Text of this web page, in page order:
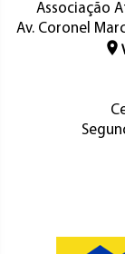
Associação
Av. Coronel